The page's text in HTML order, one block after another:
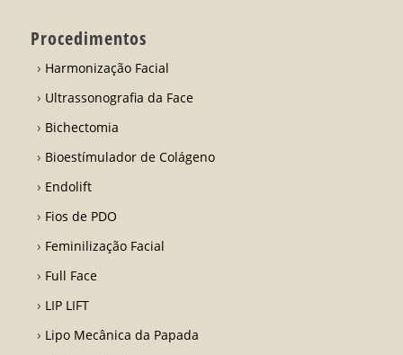
Procedimentos
Harmonização Facial
Ultrassonografia da Face
Bichectomia
Bioestímulador de Colágeno
Endolift
Fios de PDO
Feminilização Facial
Full Face
LIP LIFT
Lipo Mecânica da Papada